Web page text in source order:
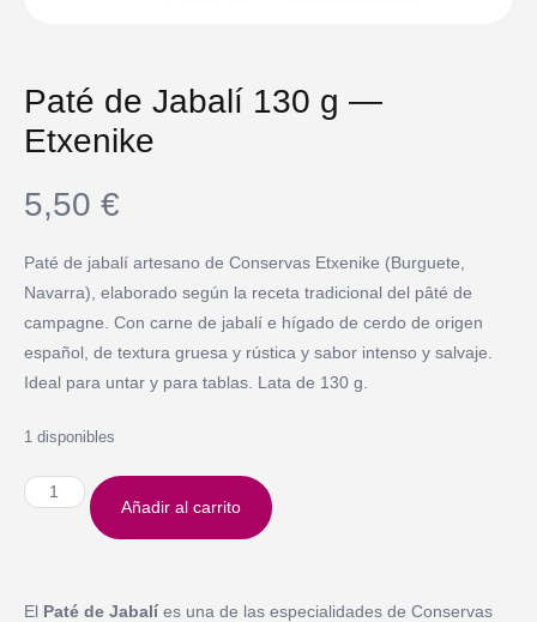
Paté de Jabalí 130 g —
Etxenike
5,50 €
Paté de jabalí artesano de Conservas Etxenike (Burguete,
Navarra), elaborado según la receta tradicional del pâté de
campagne. Con carne de jabalí e hígado de cerdo de origen
español, de textura gruesa y rústica y sabor intenso y salvaje.
Ideal para untar y para tablas. Lata de 130 g.
1 disponibles
Añadir al carrito
El Paté de Jabalí es una de las especialidades de Conservas